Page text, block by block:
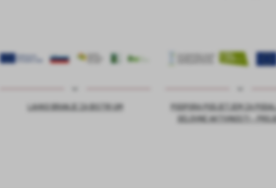
LAHKO BRANJE ZA BISTRI UM
PODPORA PODJETJEM ZA
DELOVNE AKTIVNOSTI –